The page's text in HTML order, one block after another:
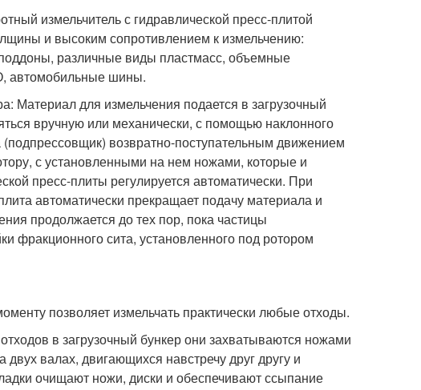
измельчитель с гидравлической пресс-плитой
и высоким сопротивлением к измельчению:
различные виды пластмасс, объемные
автомобильные шины.
Материал для измельчения подается в загрузочный
вручную или механически, с помощью наклонного
(подпрессовщик) возвратно-поступательным движением
с установленными на нем ножами, которые и
пресс-плиты регулируется автоматически. При
автоматически прекращает подачу материала и
продолжается до тех пор, пока частицы
фракционного сита, установленного под ротором
позволяет измельчать практически любые отходы.
в загрузочный бункер они захватываются ножами
валах, двигающихся навстречу друг другу и
очищают ножи, диски и обеспечивают ссыпание